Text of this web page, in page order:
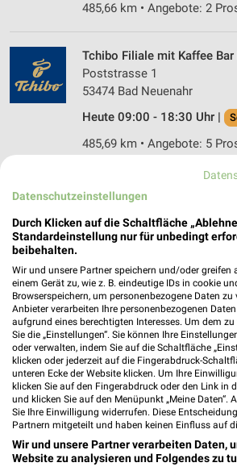
485,66 km • Angebote: 2
Tchibo Filiale mit Kaffee Bar
Poststrasse 1
53474 Bad Neuenahr
Heute 09:00 - 18:30 Uhr |
485,69 km • Angebote: 5
Ernsting's family Bad
53474 Bad Neuenahr-
487,29 km
Takko Fashion Bad
Wilhelmstraße 67-69
53474 Bad Neuenahr-
Heute 09:00 - 19:00 Uhr |
487,50 km
Takko Fashion Wachtberg
Datenschutzeinstellungen
Durch Klicken auf die Schaltfläche
Standardeinstellung nur für unbedingt
beibehalten.
Wir und unsere Partner speichern und/oder
einem Gerät zu, wie z. B. eindeutige IDs in cookie
Browserspeichern, um personenbezogene Daten zu
Anbieter verarbeiten Ihre personenbezogenen
aufgrund eines berechtigten Interesses. Um dem
Sie die „Einstellungen“. Sie können Ihre
oder verwalten, indem Sie auf die Schaltfläche
klicken oder jederzeit auf die Fingerabdruck-
unteren Ecke der Website klicken. Um Ihre
klicken Sie auf den Fingerabdruck oder den Link in
und klicken Sie auf den Menüpunkt „Meine Daten“.
Sie Ihre Einwilligung widerrufen. Diese
Partnern mitgeteilt und haben keinen Einfluss auf
Wir und unsere Partner verarbeiten Daten,
Website zu analysieren und Folgendes zu